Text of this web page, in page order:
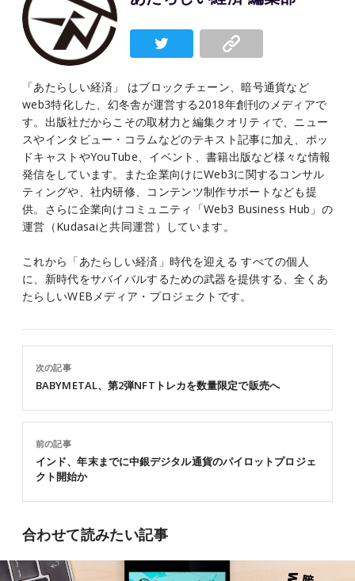
「あたらしい経済」 はブロックチェーン、暗号通貨など
web3特化した、幻冬舎が運営する2018年創刊のメディアで
す。出版社だからこその取材力と編集クオリティで、ニュー
スやインタビュー・コラムなどのテキスト記事に加え、ポッ
ドキャストやYouTube、イベント、書籍出版など様々な情報
発信をしています。また企業向けにWeb3に関するコンサル
ティングや、社内研修、コンテンツ制作サポートなども提
供。さらに企業向けコミュニティ「Web3 Business Hub」の
運営（Kudasaiと共同運営）しています。
これから「あたらしい経済」時代を迎える すべての個人
に、新時代をサバイバルするための武器を提供する、全くあ
たらしいWEBメディア・プロジェクトです。
前の記事
インド、年末までに中銀デジタル通貨のパイロットプロジェ
クト開始か
次の記事
BABYMETAL、第2弾NFTトレカを数量限定で販売へ
合わせて読みたい記事